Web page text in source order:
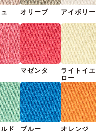
オリーブ アイボリー
マゼンタ
ライトイエ
ロー
ド ブルー オレンジ